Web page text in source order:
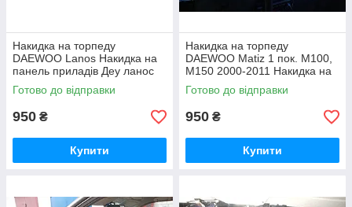
Накидка на торпеду
DAEWOO Lanos Накидка на
панель приладів Деу ланос
Готово до відправки
950 ₴
Купити
Накидка на торпеду
DAEWOO Matiz 1 пок. M100,
M150 2000-2011 Накидка на
панель приладів Деу Матіз
Готово до відправки
950 ₴
Купити